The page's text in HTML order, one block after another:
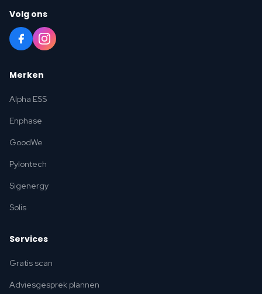
Volg ons
Merken
Alpha ESS
Enphase
GoodWe
Pylontech
Sigenergy
Solis
Services
Gratis scan
Adviesgesprek plannen